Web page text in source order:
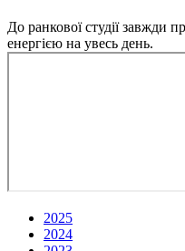
До ранкової студії завжди
енергією на увесь день.
2025
2024